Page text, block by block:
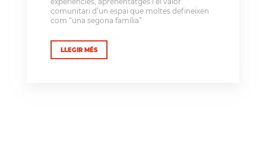
comunitari d’un espai que moltes defineixen
com “una segona família”
LLEGIR MÉS